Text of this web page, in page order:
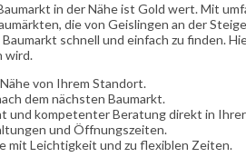
in der Nähe ist Gold wert. Mit
die von Geislingen an der
schnell und einfach zu finden.
wird.
von Ihrem Standort.
dem nächsten Baumarkt.
und kompetenter Beratung direkt in
und Öffnungszeiten.
mit Leichtigkeit und zu flexiblen Zeiten.